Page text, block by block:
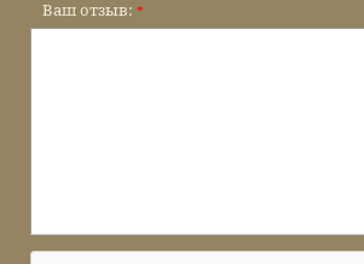
Ваш отзыв: *